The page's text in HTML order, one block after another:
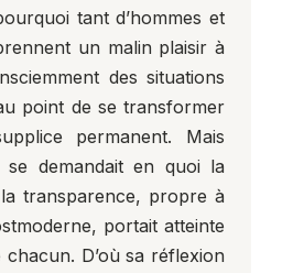
tant d’hommes et
un malin plaisir à
des situations
point de se transformer
permanent. Mais
demandait en quoi la
transparence, propre à
portait atteinte
chacun. D’où sa réflexion